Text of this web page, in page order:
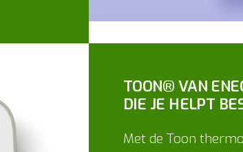
TOON® VAN
DIE JE HELPT
Met de Toon